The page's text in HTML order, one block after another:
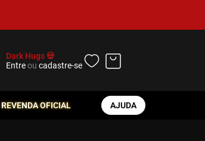
Dark Hugs 💀
Entreou cadastre-se
REVENDA OFICIAL AJUDA